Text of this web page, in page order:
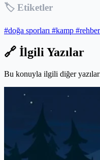
🏷️ Etiketler
#doğa sporları #kamp #rehber
🔗 İlgili Yazılar
Bu konuyla ilgili diğer